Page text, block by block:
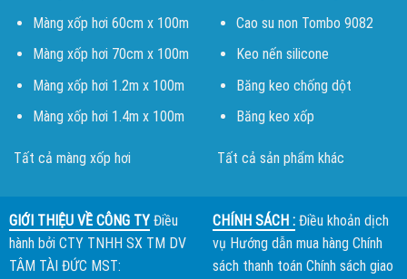
Màng xốp hơi 60cm x 100m
Màng xốp hơi 70cm x 100m
Màng xốp hơi 1.2m x 100m
Màng xốp hơi 1.4m x 100m
Tất cả màng xốp hơi
Cao su non Tombo 9082
Keo nến silicone
Băng keo chống dột
Băng keo xốp
Tất cả sản phẩm khác
GIỚI THIỆU VỀ CÔNG TYĐiều
hành bởi CTY TNHH SX TM DV
TÂM TÀI ĐỨC MST:
CHÍNH SÁCH : Điều khoản dịch
vụ Hướng dẫn mua hàng Chính
sách thanh toán Chính sách giao